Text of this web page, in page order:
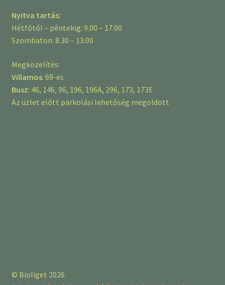
Nyitva tartás:
Hétfőtől – péntekig: 9.00 – 17.00
Szombaton: 8.30 – 13.00
Megközelítés:
Villamos: 69-es
Busz: 46, 146, 96, 196, 196A, 296, 173, 173E
Az üzlet előtt parkolási lehetőség megoldott
© Bioliget 2026